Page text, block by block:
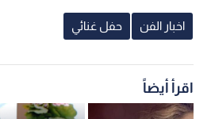
اخبار الفن حفل غنائي
اقرأ أيضاً